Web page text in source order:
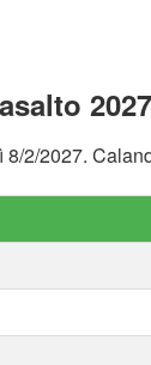
2/2027.